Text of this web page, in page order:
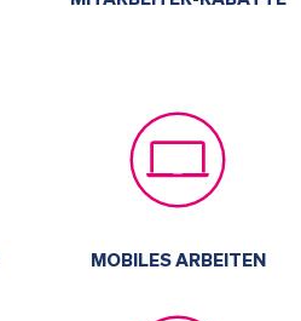
MOBILES ARBEITEN